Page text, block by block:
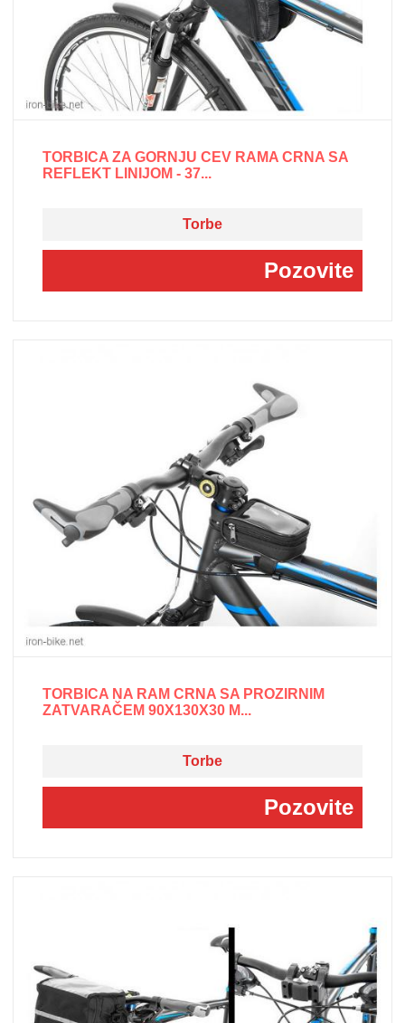
TORBICA ZA GORNJU CEV RAMA CRNA SA
REFLEKT LINIJOM - 37...
Torbe
Pozovite
TORBICA NA RAM CRNA SA PROZIRNIM
ZATVARAČEM 90X130X30 M...
Torbe
Pozovite